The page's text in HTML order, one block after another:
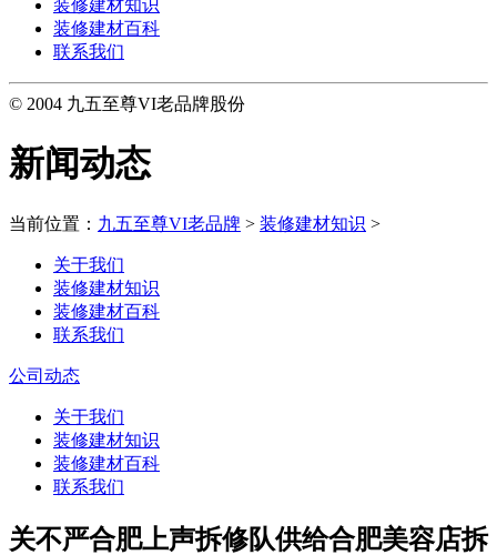
装修建材知识
装修建材百科
联系我们
© 2004 九五至尊VI老品牌股份
新闻动态
当前位置： 九五至尊VI老品牌 > 装修建材知识 >
关于我们
装修建材知识
装修建材百科
联系我们
公司动态
关于我们
装修建材知识
装修建材百科
联系我们
关不严合肥上声拆修队供给合肥美容店拆